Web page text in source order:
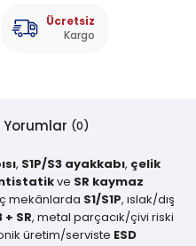
Ücretsiz
Kargo
Yorumlar (0)
, S1P/S3 ayakkabı, çelik
ve SR kaymaz
mekânlarda S1/S1P, ıslak/dış
+ SR, metal parçacık/çivi riski
üretim/serviste ESD